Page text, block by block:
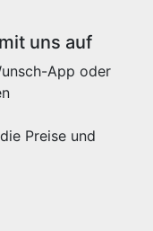
uns auf
App oder
Preise und